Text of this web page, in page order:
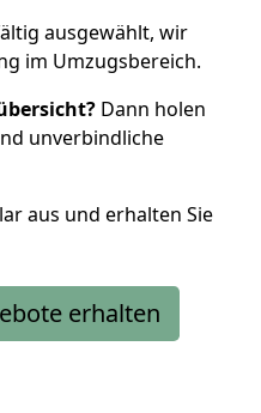
ausgewählt, wir
im Umzugsbereich.
Dann holen
unverbindliche
aus und erhalten Sie
erhalten